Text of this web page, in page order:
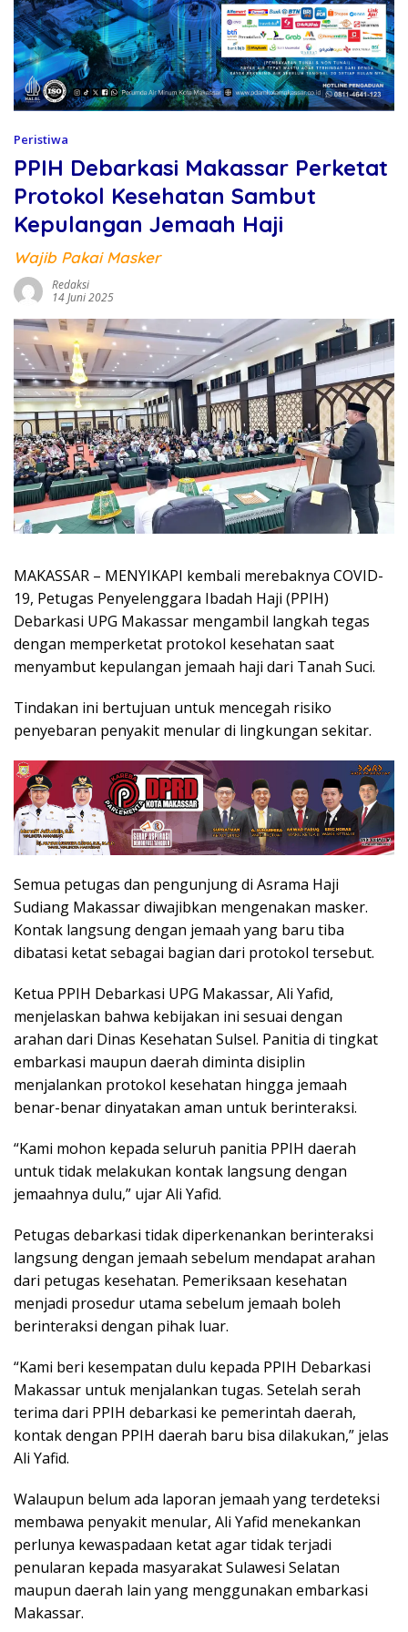
Peristiwa
PPIH Debarkasi Makassar Perketat
Protokol Kesehatan Sambut
Kepulangan Jemaah Haji
Wajib Pakai Masker
Redaksi
14 Juni 2025
MAKASSAR – MENYIKAPI kembali merebaknya COVID-
19, Petugas Penyelenggara Ibadah Haji (PPIH)
Debarkasi UPG Makassar mengambil langkah tegas
dengan memperketat protokol kesehatan saat
menyambut kepulangan jemaah haji dari Tanah Suci.
Tindakan ini bertujuan untuk mencegah risiko
penyebaran penyakit menular di lingkungan sekitar.
Semua petugas dan pengunjung di Asrama Haji
Sudiang Makassar diwajibkan mengenakan masker.
Kontak langsung dengan jemaah yang baru tiba
dibatasi ketat sebagai bagian dari protokol tersebut.
Ketua PPIH Debarkasi UPG Makassar, Ali Yafid,
menjelaskan bahwa kebijakan ini sesuai dengan
arahan dari Dinas Kesehatan Sulsel. Panitia di tingkat
embarkasi maupun daerah diminta disiplin
menjalankan protokol kesehatan hingga jemaah
benar-benar dinyatakan aman untuk berinteraksi.
“Kami mohon kepada seluruh panitia PPIH daerah
untuk tidak melakukan kontak langsung dengan
jemaahnya dulu,” ujar Ali Yafid.
Petugas debarkasi tidak diperkenankan berinteraksi
langsung dengan jemaah sebelum mendapat arahan
dari petugas kesehatan. Pemeriksaan kesehatan
menjadi prosedur utama sebelum jemaah boleh
berinteraksi dengan pihak luar.
“Kami beri kesempatan dulu kepada PPIH Debarkasi
Makassar untuk menjalankan tugas. Setelah serah
terima dari PPIH debarkasi ke pemerintah daerah,
kontak dengan PPIH daerah baru bisa dilakukan,” jelas
Ali Yafid.
Walaupun belum ada laporan jemaah yang terdeteksi
membawa penyakit menular, Ali Yafid menekankan
perlunya kewaspadaan ketat agar tidak terjadi
penularan kepada masyarakat Sulawesi Selatan
maupun daerah lain yang menggunakan embarkasi
Makassar.